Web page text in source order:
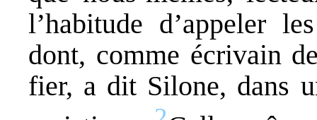
l’habitude d’appeler
dont, comme écrivain
fier, a dit Silone, dans